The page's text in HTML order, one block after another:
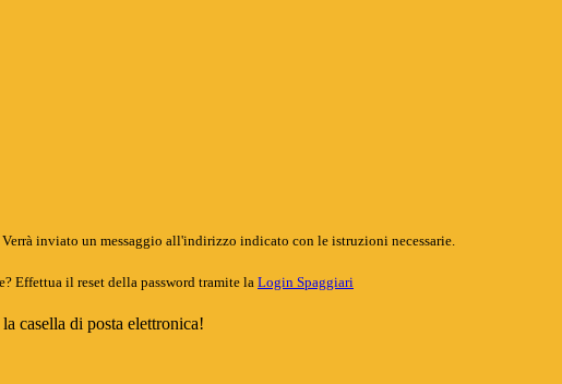
Verrà inviato un messaggio all'indirizzo indicato con le istruzioni necessarie.
Effettua il reset della password tramite la Login Spaggiari
casella di posta elettronica!